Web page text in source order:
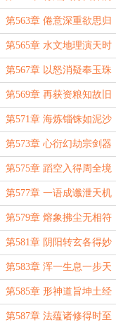
第563章 倦意深重欲思归
第565章 水文地理演天时
第567章 以怒消疑奉玉珠
第569章 再获资粮知故旧
第571章 海炼锱铢如泥沙
第573章 心衍幻劫宗剑器
第575章 蹈空入得周全境
第577章 一语成谶泄天机
第579章 熔象拂尘无相符
第581章 阴阳转玄各得妙
第583章 浑一生息一步天
第585章 形神道旨坤土经
第587章 法蕴诸修得时至